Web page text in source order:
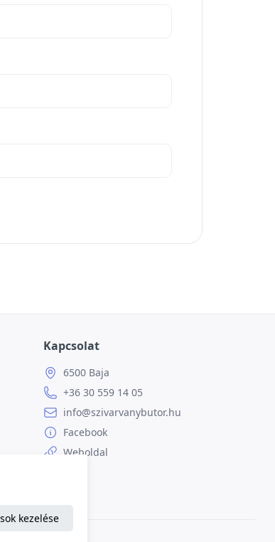
Kapcsolat
6500 Baja
+36 30 559 14 05
info@szivarvanybutor.hu
Facebook
Weboldal
kezelése